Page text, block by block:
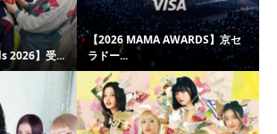
2026】受...
【2026 MAMA AWARDS】京セ
ラドー...